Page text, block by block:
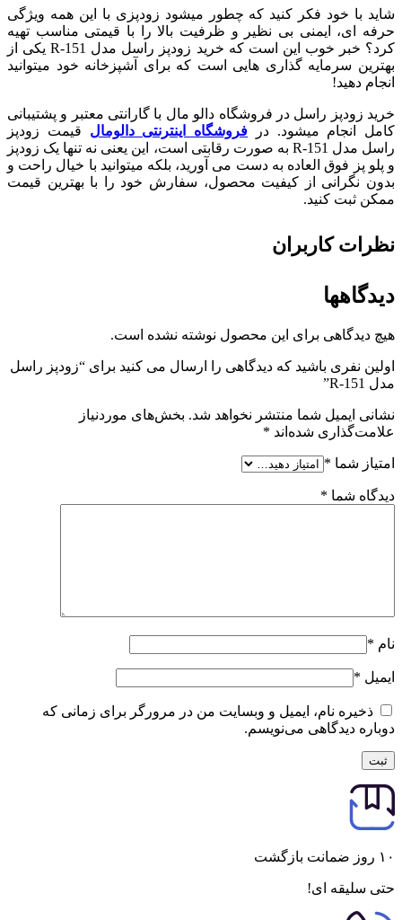
شاید با خود فکر کنید که چطور میشود زودپزی با این همه ویژگی
حرفه ‌ای، ایمنی بی ‌نظیر و ظرفیت بالا را با قیمتی مناسب تهیه
کرد؟ خبر خوب این است که خرید زودپز راسل مدل R-151 یکی از
بهترین سرمایه‌ گذاری ‌هایی است که برای آشپزخانه خود میتوانید
انجام دهید!
خرید زودپز راسل در فروشگاه دالو مال با گارانتی معتبر و پشتیبانی
کامل انجام میشود. در فروشگاه اینترنتی دالومال قیمت زودپز
راسل مدل R-151 به صورت رقابتی است، این یعنی نه‌ تنها یک زودپز
و پلو پز فوق‌ العاده به دست می ‌آورید، بلکه میتوانید با خیال راحت و
بدون نگرانی از کیفیت محصول، سفارش خود را با بهترین قیمت
ممکن ثبت کنید.
نظرات کاربران
دیدگاهها
هیچ دیدگاهی برای این محصول نوشته نشده است.
اولین نفری باشید که دیدگاهی را ارسال می کنید برای “زودپز راسل
مدل R-151”
نشانی ایمیل شما منتشر نخواهد شد. بخش‌های موردنیاز
علامت‌گذاری شده‌اند *
امتیاز شما *
دیدگاه شما *
نام *
ایمیل *
ذخیره نام، ایمیل و وبسایت من در مرورگر برای زمانی که
دوباره دیدگاهی می‌نویسم.
۱۰ روز ضمانت بازگشت
حتی سلیقه ای!